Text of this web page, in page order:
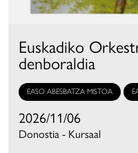
Euskadiko
denboraldia
EASO ABESBATZA MISTOA
2026/11/06
Donostia - Kursaal